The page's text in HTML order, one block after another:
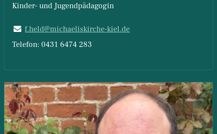
Kinder- und Jugendpädagogin
f.​held@​michaeliskirche-kiel.​de
Telefon: 0431 6474 283